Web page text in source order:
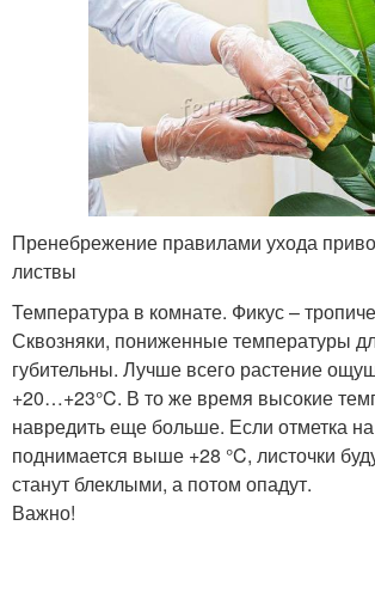
Пренебрежение правилами ухода
листвы
Температура в комнате. Фикус –
Сквозняки, пониженные температуры
губительны. Лучше всего растение
+20…+23°C. В то же время высокие
навредить еще больше. Если отметка
поднимается выше +28 °C, листочки
станут блеклыми, а потом опадут.
Важно!